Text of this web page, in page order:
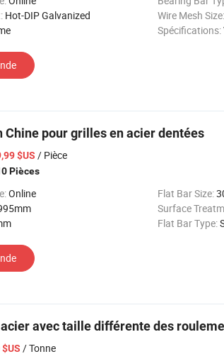
Hot-DIP Galvanized Wire Mesh Size:
Spécifications:
Chine pour grilles en acier dentées
$US / Pièce
Pièces
Online Flat Bar Size:
Surface
Flat Bar Type:
avec taille différente des
/ Tonne